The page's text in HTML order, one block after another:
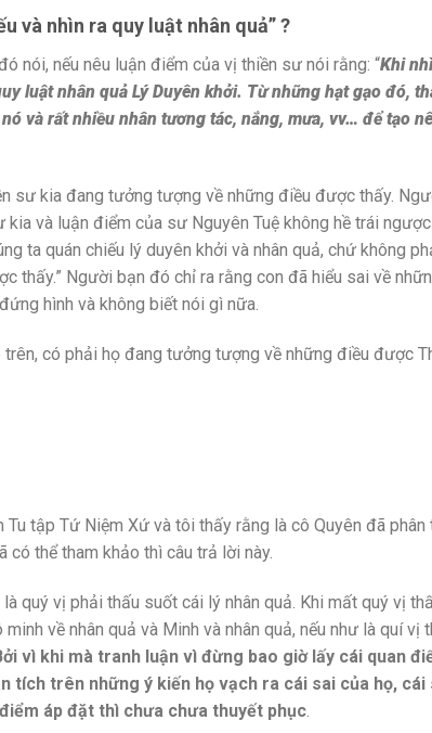
và nhìn ra quy luật nhân quả”?
nói, nếu nêu luận điểm của vị thiền sư nói rằng: “Khi
luật nhân quả Lý Duyên khởi. Từ những hạt gạo đó,
và rất nhiều nhân tương tác, nắng, mưa, vv… để tạo
sư kia đang tưởng tượng về những điều được thấy.
và luận điểm của sư Nguyên Tuệ không hề trái ngược
ta quán chiếu lý duyên khởi và nhân quả, chứ không
thấy.” Người bạn đó chỉ ra rằng con đã hiểu sai về
hình và không biết nói gì nữa.
có phải họ đang tưởng tượng về những điều được
tập Tứ Niệm Xứ và tôi thấy rằng là cô Quyên đã phân
có thể tham khảo thì câu trả lời này.
quý vị phải thấu suốt cái lý nhân quả. Khi mất quý vị
về nhân quả và Minh và nhân quả, nếu như là quí vị
vì khi mà tranh luận vì đừng bao giờ lấy cái quan
tích trên những ý kiến họ vạch ra cái sai của họ, cái
áp đặt thì chưa chưa thuyết phục.